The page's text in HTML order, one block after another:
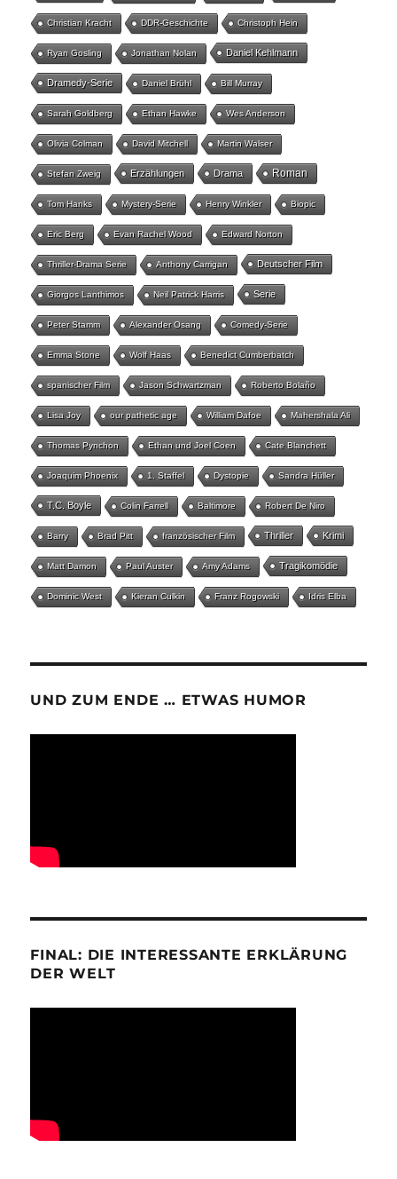
Christian Kracht DDR-Geschichte Christoph Hein
Ryan Gosling Jonathan Nolan Daniel Kehlmann
Dramedy-Serie Daniel Brühl Bill Murray
Sarah Goldberg Ethan Hawke Wes Anderson
Olivia Colman David Mitchell Martin Walser
Stefan Zweig Erzählungen Drama Roman
Tom Hanks Mystery-Serie Henry Winkler Biopic
Eric Berg Evan Rachel Wood Edward Norton
Thriller-Drama Serie Anthony Carrigan Deutscher Film
Giorgos Lanthimos Neil Patrick Harris Serie
Peter Stamm Alexander Osang Comedy-Serie
Emma Stone Wolf Haas Benedict Cumberbatch
spanischer Film Jason Schwartzman Roberto Bolaño
Lisa Joy our pathetic age William Dafoe Mahershala Ali
Thomas Pynchon Ethan und Joel Coen Cate Blanchett
Joaquim Phoenix 1. Staffel Dystopie Sandra Hüller
T.C. Boyle Colin Farrell Baltimore Robert De Niro
Barry Brad Pitt französischer Film Thriller Krimi
Matt Damon Paul Auster Amy Adams Tragikomödie
Dominic West Kieran Culkin Franz Rogowski Idris Elba
UND ZUM ENDE … ETWAS HUMOR
FINAL: DIE INTERESSANTE ERKLÄRUNG
DER WELT